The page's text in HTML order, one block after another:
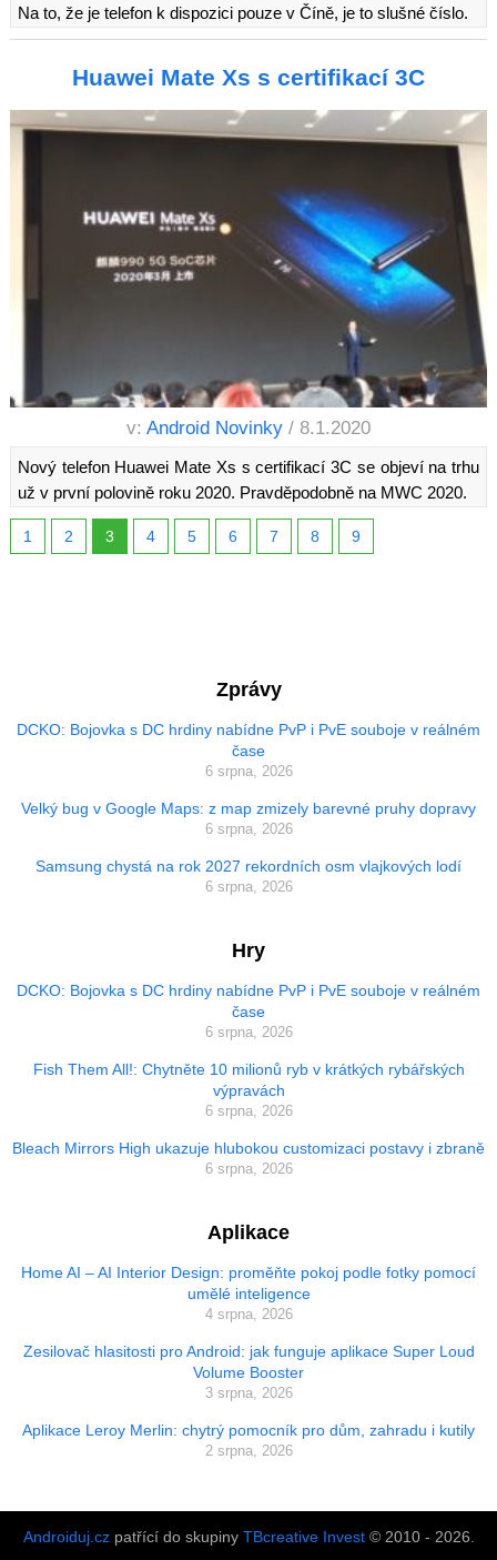
Na to, že je telefon k dispozici pouze v Číně, je to slušné číslo.
Huawei Mate Xs s certifikací 3C
v: Android Novinky / 8.1.2020
Nový telefon Huawei Mate Xs s certifikací 3C se objeví na trhu
už v první polovině roku 2020. Pravděpodobně na MWC 2020.
1 2 3 4 5 6 7 8 9
Zprávy
DCKO: Bojovka s DC hrdiny nabídne PvP i PvE souboje v reálném
čase
6 srpna, 2026
Velký bug v Google Maps: z map zmizely barevné pruhy dopravy
6 srpna, 2026
Samsung chystá na rok 2027 rekordních osm vlajkových lodí
6 srpna, 2026
Hry
DCKO: Bojovka s DC hrdiny nabídne PvP i PvE souboje v reálném
čase
6 srpna, 2026
Fish Them All!: Chytněte 10 milionů ryb v krátkých rybářských
výpravách
6 srpna, 2026
Bleach Mirrors High ukazuje hlubokou customizaci postavy i zbraně
6 srpna, 2026
Aplikace
Home AI – AI Interior Design: proměňte pokoj podle fotky pomocí
umělé inteligence
4 srpna, 2026
Zesilovač hlasitosti pro Android: jak funguje aplikace Super Loud
Volume Booster
3 srpna, 2026
Aplikace Leroy Merlin: chytrý pomocník pro dům, zahradu i kutily
2 srpna, 2026
Androiduj.czpatřící do skupiny TBcreative Invest© 2010 - 2026.